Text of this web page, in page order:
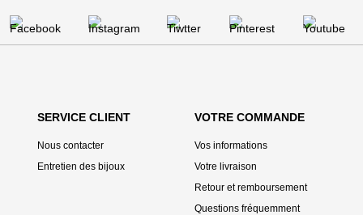
SERVICE CLIENT
Nous contacter
Entretien des bijoux
VOTRE COMMANDE
Vos informations
Votre livraison
Retour et remboursement
Questions fréquemment